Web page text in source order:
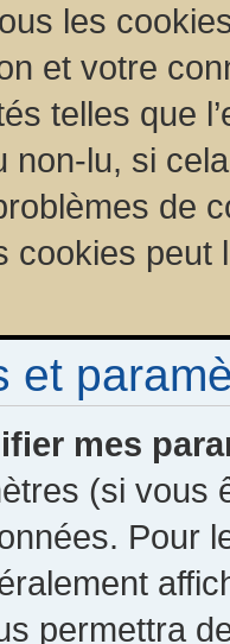
les
et votre
telles que
non-lu, si
de
cookies peut
et
mes
(si vous
Pour
permettra